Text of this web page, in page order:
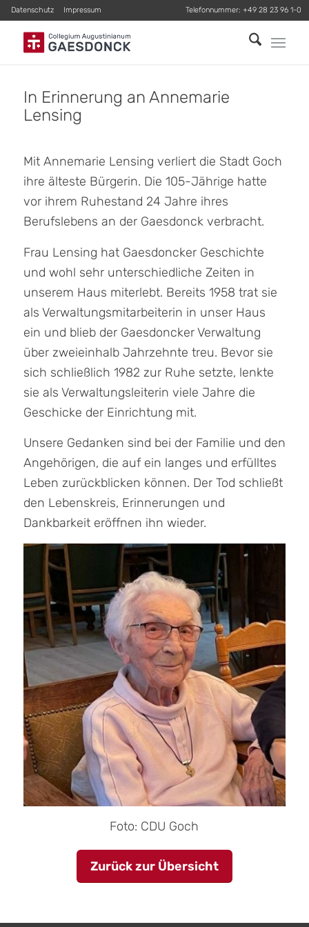
Datenschutz Impressum Telefonnummer: +49 28 23 96 1-0
In Erinnerung an Annemarie
Lensing
Mit Annemarie Lensing verliert die Stadt Goch
ihre älteste Bürgerin. Die 105-Jährige hatte
vor ihrem Ruhestand 24 Jahre ihres
Berufslebens an der Gaesdonck verbracht.
Frau Lensing hat Gaesdoncker Geschichte
und wohl sehr unterschiedliche Zeiten in
unserem Haus miterlebt. Bereits 1958 trat sie
als Verwaltungsmitarbeiterin in unser Haus
ein und blieb der Gaesdoncker Verwaltung
über zweieinhalb Jahrzehnte treu. Bevor sie
sich schließlich 1982 zur Ruhe setzte, lenkte
sie als Verwaltungsleiterin viele Jahre die
Geschicke der Einrichtung mit.
Unsere Gedanken sind bei der Familie und den
Angehörigen, die auf ein langes und erfülltes
Leben zurückblicken können. Der Tod schließt
den Lebenskreis, Erinnerungen und
Dankbarkeit eröffnen ihn wieder.
Foto: CDU Goch
Zurück zur Übersicht